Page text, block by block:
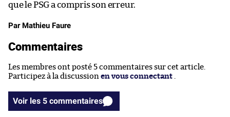
que le PSG a compris son erreur.
Par Mathieu Faure
Commentaires
Les membres ont posté 5 commentaires sur cet article.
Participez à la discussion en vous connectant .
Voir les 5 commentaires